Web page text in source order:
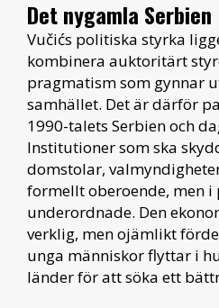
Det nygamla Serbien
Vučićs politiska styrka
kombinera auktoritärt
pragmatism som gynnar
samhället. Det är därför
1990-talets Serbien och
Institutioner som ska
domstolar,
formellt oberoende, men i
underordnade. Den
verklig, men ojämlikt
unga människor flyttar i
länder för att söka ett